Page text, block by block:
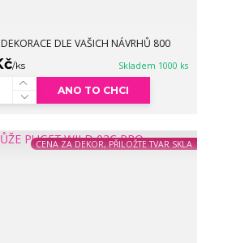
DLE VAŠICH NÁVRHŮ 800
/ks Skladem 1000 ks
ANO TO CHCI
CENA ZA DEKOR, PŘILOŽTE TVAR SKLA